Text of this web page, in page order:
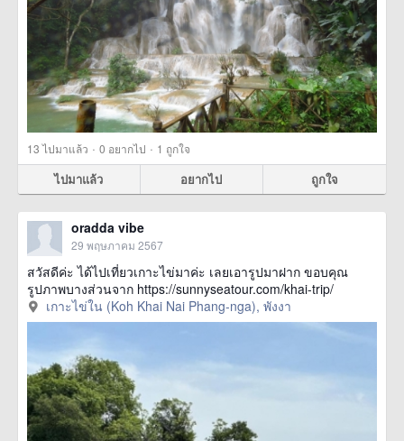
13ไปมาแล้ว · 0 อยากไป · 1 ถูกใจ
ไปมาแล้ว อยากไป ถูกใจ
oradda vibe
29 พฤษภาคม 2567
สวัสดีค่ะ ได้ไปเที่ยวเกาะไข่มาค่ะ เลยเอารูปมาฝาก ขอบคุณ
รูปภาพบางส่วนจาก https://sunnyseatour.com/khai-trip/
เกาะไข่ใน (Koh Khai Nai Phang-nga), พังงา